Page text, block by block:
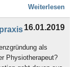
Weiterlesen
16.01.2019
als
Physiotherapeut?